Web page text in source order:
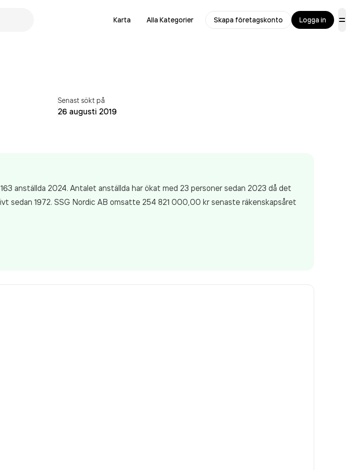
Karta Alla Kategorier Skapa företagskonto Logga in
Senast sökt på
26 augusti 2019
anställda 2024. Antalet anställda har ökat med 23 personer sedan 2023 då det
sedan 1972. SSG Nordic AB omsatte 254 821 000,00 krsenaste räkenskapsåret